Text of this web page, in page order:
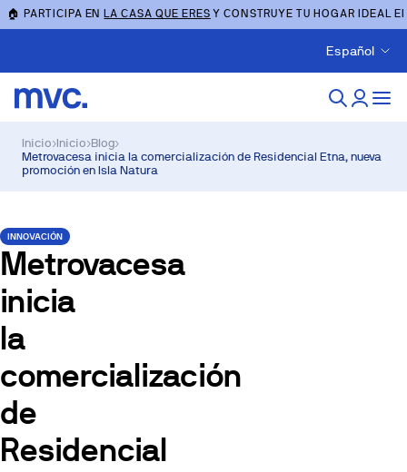
🏠 PARTICIPA ENLA CASA QUE ERES Y CONSTRUYE TU HOGAR IDEAL
Español
Inicio›Inicio›Blog›
Metrovacesa inicia la comercialización de Residencial Etna, nueva
promoción en Isla Natura
INNOVACIÓN
Metrovacesa
inicia
la
comercialización
de
Residencial